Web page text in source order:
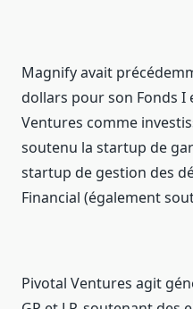
Magnify avait
dollars pour son Fonds I
Ventures comme
soutenu la startup de
startup de gestion des
Financial (également
Pivotal Ventures agit